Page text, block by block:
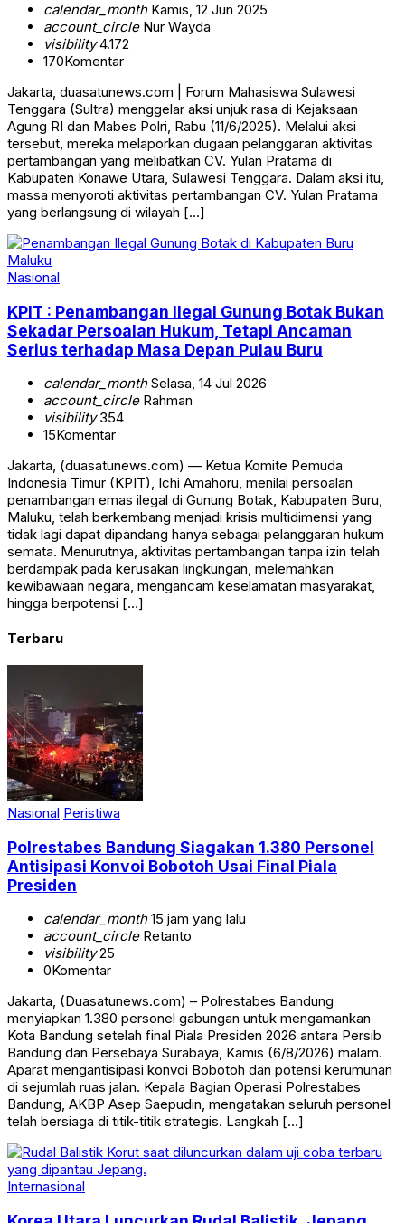
calendar_monthKamis, 12 Jun 2025
account_circleNur Wayda
visibility4.172
170Komentar
Jakarta, duasatunews.com | Forum Mahasiswa Sulawesi
Tenggara (Sultra) menggelar aksi unjuk rasa di Kejaksaan
Agung RI dan Mabes Polri, Rabu (11/6/2025). Melalui aksi
tersebut, mereka melaporkan dugaan pelanggaran aktivitas
pertambangan yang melibatkan CV. Yulan Pratama di
Kabupaten Konawe Utara, Sulawesi Tenggara. Dalam aksi itu,
massa menyoroti aktivitas pertambangan CV. Yulan Pratama
yang berlangsung di wilayah […]
Nasional
KPIT : Penambangan Ilegal Gunung Botak Bukan
Sekadar Persoalan Hukum, Tetapi Ancaman
Serius terhadap Masa Depan Pulau Buru
calendar_monthSelasa, 14 Jul 2026
account_circleRahman
visibility354
15Komentar
Jakarta, (duasatunews.com) — Ketua Komite Pemuda
Indonesia Timur (KPIT), Ichi Amahoru, menilai persoalan
penambangan emas ilegal di Gunung Botak, Kabupaten Buru,
Maluku, telah berkembang menjadi krisis multidimensi yang
tidak lagi dapat dipandang hanya sebagai pelanggaran hukum
semata. Menurutnya, aktivitas pertambangan tanpa izin telah
berdampak pada kerusakan lingkungan, melemahkan
kewibawaan negara, mengancam keselamatan masyarakat,
hingga berpotensi […]
Terbaru
Nasional Peristiwa
Polrestabes Bandung Siagakan 1.380 Personel
Antisipasi Konvoi Bobotoh Usai Final Piala
Presiden
calendar_month15 jam yang lalu
account_circleRetanto
visibility25
0Komentar
Jakarta, (Duasatunews.com) – Polrestabes Bandung
menyiapkan 1.380 personel gabungan untuk mengamankan
Kota Bandung setelah final Piala Presiden 2026 antara Persib
Bandung dan Persebaya Surabaya, Kamis (6/8/2026) malam.
Aparat mengantisipasi konvoi Bobotoh dan potensi kerumunan
di sejumlah ruas jalan. Kepala Bagian Operasi Polrestabes
Bandung, AKBP Asep Saepudin, mengatakan seluruh personel
telah bersiaga di titik-titik strategis. Langkah […]
Internasional